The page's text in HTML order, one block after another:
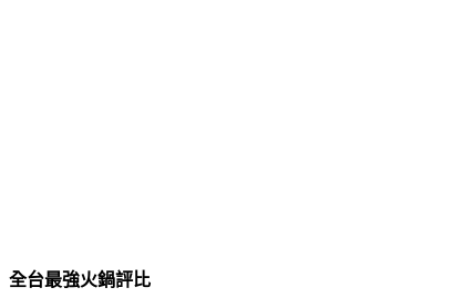
全台最強火鍋評比